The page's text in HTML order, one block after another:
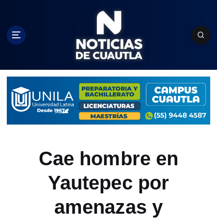
c
Cae hombre en
Yautepec por
amenazas y